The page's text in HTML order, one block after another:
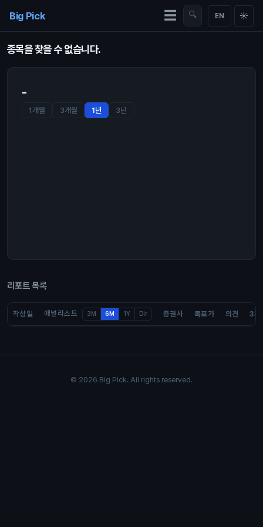
Big Pick ☰ 🔍 EN ☀
종목을 찾을 수 없습니다.
-
1개월 3개월 1년 3년
리포트 목록
작성일 애널리스트 3M 6M 1Y Dir 증권사 목표가 의견 3개
© 2026 Big Pick. All rights reserved.